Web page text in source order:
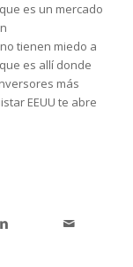
es un mercado
tienen miedo a
es allí donde
más
EEUU te abre